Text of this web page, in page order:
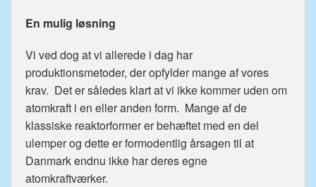
En mulig løsning
Vi ved dog at vi allerede i dag har
produktionsmetoder, der opfylder mange af vores
krav. Det er således klart at vi ikke kommer uden om
atomkraft i en eller anden form. Mange af de
klassiske reaktorformer er behæftet med en del
ulemper og dette er formodentlig årsagen til at
Danmark endnu ikke har deres egne
atomkraftværker.